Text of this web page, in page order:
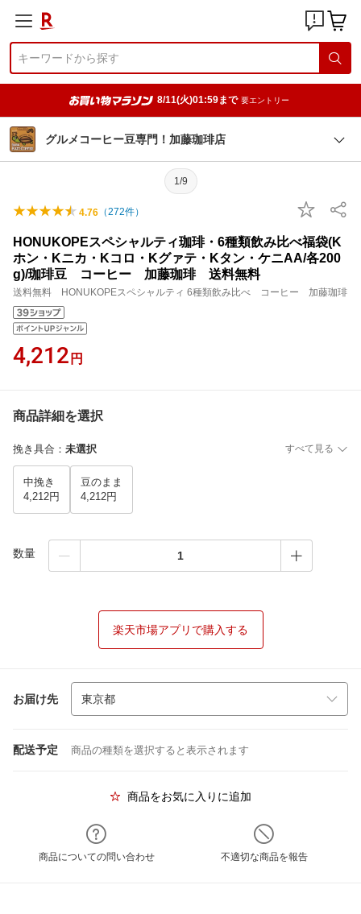
8/11(火)01:59まで 要エントリー
グルメコーヒー豆専門！加藤珈琲店
1/9
4.76 （272件）
HONUKOPEスペシャルティ珈琲・6種類飲み比べ福袋(K
ホン・Kニカ・Kコロ・Kグァテ・Kタン・ケニAA/各200
g)/珈琲豆 コーヒー 加藤珈琲 送料無料
送料無料 HONUKOPEスペシャルティ 6種類飲み比べ コーヒー 加藤珈琲
4,212 円
商品詳細を選択
挽き具合 ： 未選択 すべて見る
中挽き
4,212円
豆のまま
4,212円
数量
楽天市場アプリで購入する
お届け先
配送予定 商品の種類を選択すると表示されます
商品をお気に入りに追加
商品についての問い合わせ 不適切な商品を報告